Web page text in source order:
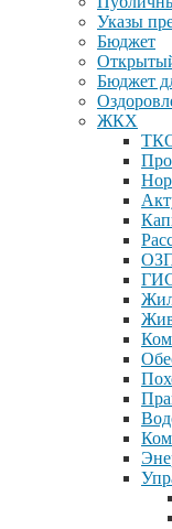
Указы
Бюджет
Бюджет
ЖКХ